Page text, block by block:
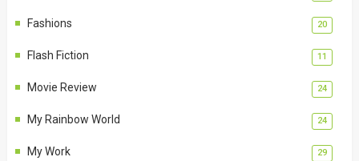
Fashions 20
Flash Fiction 11
Movie Review 24
My Rainbow World 24
My Work 29